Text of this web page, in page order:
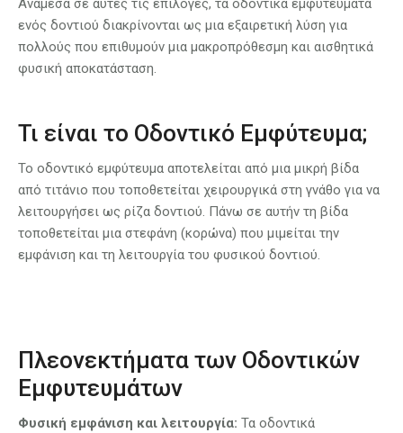
Ανάμεσα σε αυτές τις επιλογές, τα οδοντικά εμφυτεύματα
ενός δοντιού διακρίνονται ως μια εξαιρετική λύση για
πολλούς που επιθυμούν μια μακροπρόθεσμη και αισθητικά
φυσική αποκατάσταση.
Τι είναι το Οδοντικό Εμφύτευμα;
Το οδοντικό εμφύτευμα αποτελείται από μια μικρή βίδα
από τιτάνιο που τοποθετείται χειρουργικά στη γνάθο για να
λειτουργήσει ως ρίζα δοντιού. Πάνω σε αυτήν τη βίδα
τοποθετείται μια στεφάνη (κορώνα) που μιμείται την
εμφάνιση και τη λειτουργία του φυσικού δοντιού.
Πλεονεκτήματα των Οδοντικών
Εμφυτευμάτων
Φυσική εμφάνιση και λειτουργία: Τα οδοντικά